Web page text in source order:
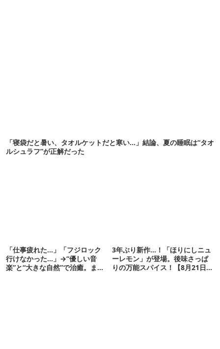
「寝袋だと暑い、タオルケットだと寒い…」結論、夏の睡眠は“タオ
ルシュラフ”が正解だった
「仕事疲れた…」「フジロック
行けなかった…」→“優しい音
楽”と“大きな自然”で治癒。まだ
3年ぶり新作…！「ほりにしニュ
ーレモン」が登場。後味さっぱ
りの万能スパイス！【8月21日発